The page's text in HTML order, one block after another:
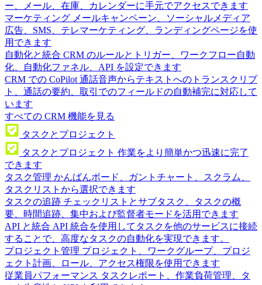
ー、メール、在庫、カレンダーに手元でアクセスできます
マーケティング メールキャンペーン、ソーシャルメディア
広告、SMS、テレマーケティング、ランディングページを使
用できます
自動化と統合 CRM のルールとトリガー、ワークフロー自動
化、自動化ファネル、API を設定できます
CRM での CoPilot 通話音声からテキストへのトランスクリプ
ト、通話の要約、取引でのフィールドの自動補完に対応して
います
すべての CRM 機能を見る
タスクとプロジェクト
タスクとプロジェクト 作業をより簡単かつ迅速に完了
できます
タスク管理 かんばんボード、ガントチャート、スクラム、
タスクリストから選択できます
タスクの追跡 チェックリストとサブタスク、タスクの概
要、時間追跡、集中および監督者モードを活用できます
API と統合 API 統合を使用してタスクを他のサービスに接続
することで、高度なタスクの自動化を実現できます。
プロジェクト管理 プロジェクト、ワークグループ、プロジ
ェクト計画、ロール、アクセス権限を使用できます
従業員パフォーマンス タスクレポート、作業負荷管理、タ